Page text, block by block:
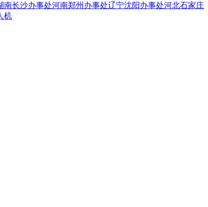
南长沙办事处河南郑州办事处辽宁沈阳办事处河北石家庄
机